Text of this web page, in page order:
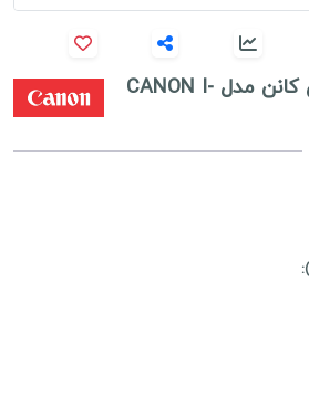
پرینتر چهارکاره لیزری کانن مدل CANON I-